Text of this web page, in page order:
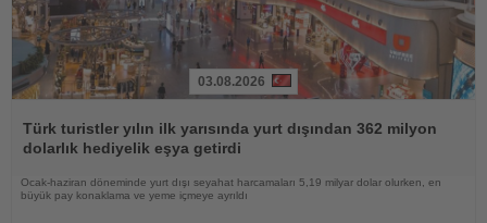
Oku
03.08.2026
Türk turistler yılın ilk yarısında yurt dışından 362 milyon
dolarlık hediyelik eşya getirdi
Ocak-haziran döneminde yurt dışı seyahat harcamaları 5,19 milyar dolar olurken, en
büyük pay konaklama ve yeme içmeye ayrıldı